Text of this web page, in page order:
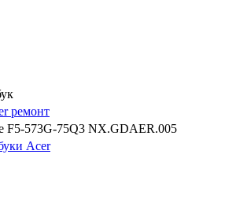
F5-573G-75Q3 NX.GDAER.005
Acer